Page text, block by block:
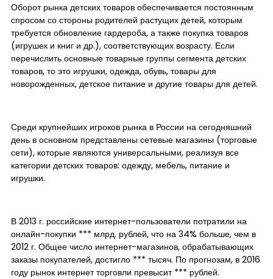
Оборот рынка детских товаров обеспечивается постоянным
спросом со стороны родителей растущих детей, которым
требуется обновление гардероба, а также покупка товаров
(игрушек и книг и др.), соответствующих возрасту. Если
перечислить основные товарные группы сегмента детских
товаров, то это игрушки, одежда, обувь, товары для
новорожденных, детское питание и другие товары для детей.
Среди крупнейших игроков рынка в России на сегодняшний
день в основном представлены сетевые магазины (торговые
сети), которые являются универсальными, реализуя все
категории детских товаров: одежду, мебель, питание и
игрушки.
В 2013 г. российские интернет-пользователи потратили на
онлайн-покупки *** млрд. рублей, что на 34% больше, чем в
2012 г. Общее число интернет-магазинов, обрабатывающих
заказы покупателей, достигло *** тысяч. По прогнозам, в 2016
году рынок интернет торговли превысит *** рублей.